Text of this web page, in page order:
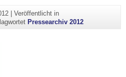
| Veröffentlicht in
Pressearchiv 2012